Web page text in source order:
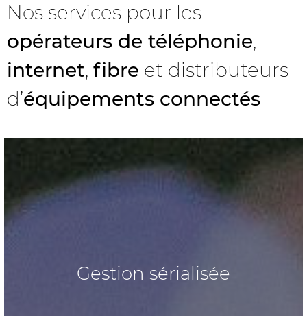
Nos services pour les
opérateurs de téléphonie,
internet, fibre et distributeurs
d’équipements connectés
Gestion sérialisée